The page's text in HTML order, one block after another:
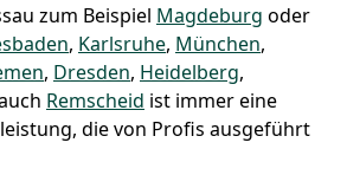
zum Beispiel Magdeburg oder
, Karlsruhe, München,
, Dresden, Heidelberg,
Remscheid ist immer eine
die von Profis ausgeführt